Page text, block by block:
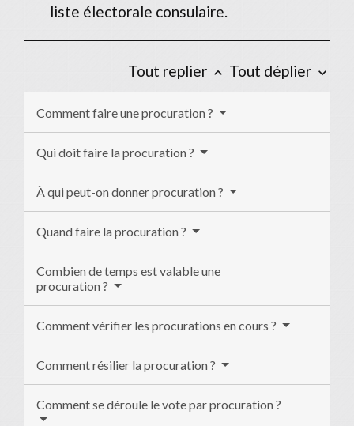
liste électorale consulaire.
Tout replier keyboard_arrow_up Tout déplier keyboard_arrow_down
Comment faire une procuration ?
Qui doit faire la procuration ?
À qui peut-on donner procuration ?
Quand faire la procuration ?
Combien de temps est valable une
procuration ?
Comment vérifier les procurations en cours ?
Comment résilier la procuration ?
Comment se déroule le vote par procuration ?